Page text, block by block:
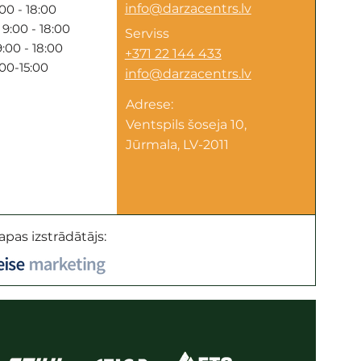
- 18:00
- 18:00
- 18:00
15:00
info@darzacentrs.lv
Serviss
+371 22 144 433
info@darzacentrs.lv
Adrese:
Ventspils šoseja 10,
Jūrmala, LV-2011
izstrādātājs: